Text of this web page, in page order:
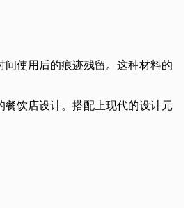
使用后的痕迹残留。这种材料的
餐饮店设计。搭配上现代的设计元